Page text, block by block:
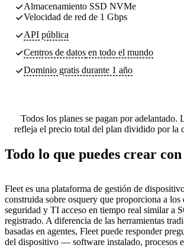
Almacenamiento SSD NVMe
Velocidad de red de 1 Gbps
API pública
Centros de datos en todo el mundo
Dominio gratis durante 1 año
Todos los planes se pagan por adelantado.
refleja el precio total del plan dividido por la
Todo lo que puedes crear
Fleet es una plataforma de gestión de
construida sobre osquery que proporciona a los
seguridad y TI acceso en tiempo real similar a
registrado. A diferencia de las herramientas
basadas en agentes, Fleet puede responder
del dispositivo — software instalado, procesos